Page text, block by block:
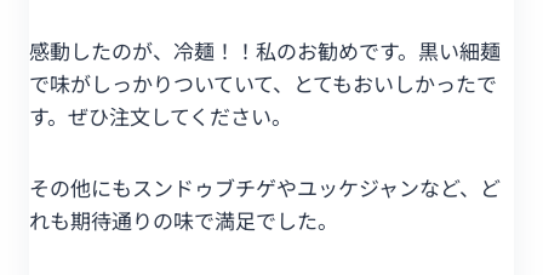
感動したのが、冷麺！！私のお勧めです。黒い細麺
で味がしっかりついていて、とてもおいしかったで
す。ぜひ注文してください。
その他にもスンドゥブチゲやユッケジャンなど、ど
れも期待通りの味で満足でした。